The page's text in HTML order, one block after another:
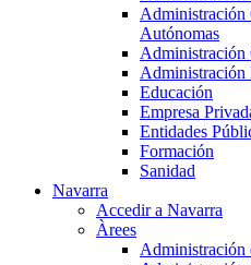
Administración
Autónomas
Administración
Administración
Educación
Empresa
Entidades
Formación
Sanidad
Navarra
Accedir a Navarra
Àrees
Administración